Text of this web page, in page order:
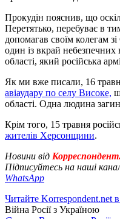
Прокудін пояснив, що
Перетятько, перебуває в
допомагав своїм колегам
один із вкрай небезпечних
області, який російська
Як ми вже писали, 16
авіаудару по селу Високе,
області. Одна людина
Крім того, 15 травня
жителів Херсонщини.
Новини від
Підписуйтесь на наші
WhatsApp
Читайте Korrespondent.net
Війна Росії з Україною